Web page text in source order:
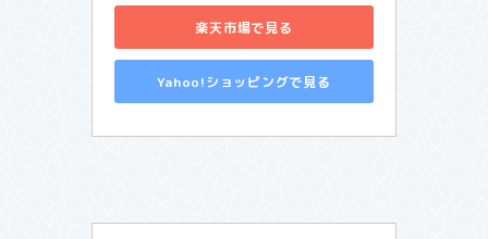
楽天市場で見る
Yahoo!ショッピングで見る